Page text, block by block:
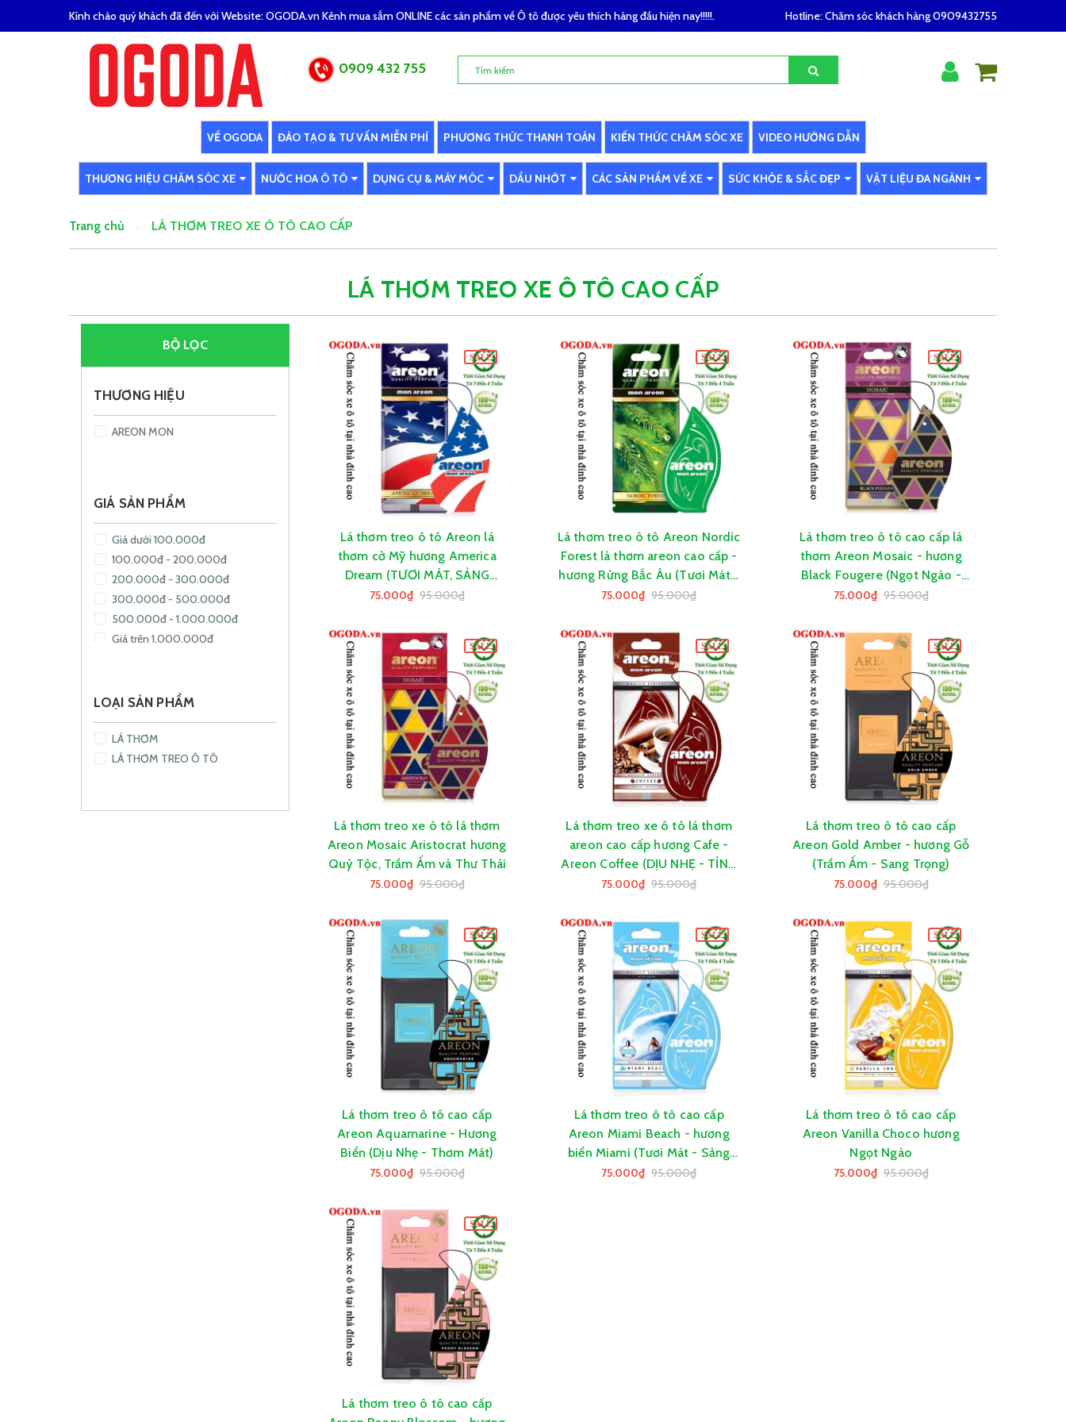
Kính chào quý khách đã đến với Website: OGODA.vn Kênh mua sắm ONLINE các sản phẩm về Ô tô được yêu thích hàng đầu hiện nay!!!!!. Hotline:Chăm sóc khách hàng 0909432755
0909 432 755
VỀ OGODA ĐÀO TẠO & TƯ VẤN MIỄN PHÍ PHƯƠNG THỨC THANH TOÁN KIẾN THỨC CHĂM SÓC XE VIDEO HƯỚNG DẪN
THƯƠNG HIỆU CHĂM SÓC XE NƯỚC HOA Ô TÔ DỤNG CỤ & MÁY MÓC DẦU NHỚT CÁC SẢN PHẨM VỀ XE SỨC KHỎE & SẮC ĐẸP VẬT LIỆU ĐA NGÀNH
Trang chủ LÁ THƠM TREO XE Ô TÔ CAO CẤP
LÁ THƠM TREO XE Ô TÔ CAO CẤP
SALE
GIỎ HÀNG
Lá thơm treo ô tô Areon lá
thơm cờ Mỹ hương America
Dream (TƯƠI MÁT, SẢNG
KHOÁI)
75.000₫ 95.000₫
SALE
GIỎ HÀNG
Lá thơm treo ô tô Areon Nordic
Forest lá thơm areon cao cấp -
hương Rừng Bắc Âu (Tươi Mát -
Sảng Khoái)
75.000₫ 95.000₫
SALE
GIỎ HÀNG
Lá thơm treo ô tô cao cấp lá
thơm Areon Mosaic - hương
Black Fougere (Ngọt Ngào -
The Mát)
75.000₫ 95.000₫
SALE
GIỎ HÀNG
Lá thơm treo xe ô tô lá thơm
Areon Mosaic Aristocrat hương
Quý Tộc, Trầm Ấm và Thư Thái
75.000₫ 95.000₫
SALE
GIỎ HÀNG
Lá thơm treo xe ô tô lá thơm
areon cao cấp hương Cafe -
Areon Coffee (DỊU NHẸ - TỈNH
TÁO -SẢNG KHOÁI)
75.000₫ 95.000₫
SALE
GIỎ HÀNG
Lá thơm treo ô tô cao cấp
Areon Gold Amber - hương Gỗ
(Trầm Ấm - Sang Trọng)
75.000₫ 95.000₫
SALE
GIỎ HÀNG
Lá thơm treo ô tô cao cấp
Areon Aquamarine - Hương
Biển (Dịu Nhẹ - Thơm Mát)
75.000₫ 95.000₫
SALE
GIỎ HÀNG
Lá thơm treo ô tô cao cấp
Areon Miami Beach - hương
biển Miami (Tươi Mát - Sảng
Khoái)
75.000₫ 95.000₫
SALE
GIỎ HÀNG
Lá thơm treo ô tô cao cấp
Areon Vanilla Choco hương
Ngọt Ngào
75.000₫ 95.000₫
SALE
GIỎ HÀNG
Lá thơm treo ô tô cao cấp
BỘ LỌC
THƯƠNG HIỆU
AREON MON
GIÁ SẢN PHẨM
Giá dưới 100.000đ
100.000đ - 200.000đ
200.000đ - 300.000đ
300.000đ - 500.000đ
500.000đ - 1.000.000đ
Giá trên 1.000.000đ
LOẠI SẢN PHẨM
LÁ THƠM
LÁ THƠM TREO Ô TÔ